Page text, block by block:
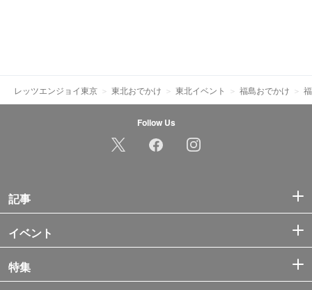
レッツエンジョイ東京 東北おでかけ 東北イベント 福島おでかけ
Follow Us
記事
イベント
特集